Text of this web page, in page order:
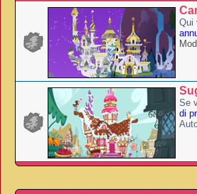
Qui
Se
di